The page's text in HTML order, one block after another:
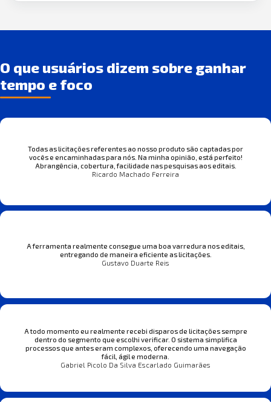
O que usuários dizem sobre ganhar
tempo e foco
Todas as licitações referentes ao nosso produto são captadas por
vocês e encaminhadas para nós. Na minha opinião, está perfeito!
Abrangência, cobertura, facilidade nas pesquisas aos editais.
Ricardo Machado Ferreira
A ferramenta realmente consegue uma boa varredura nos editais,
entregando de maneira eficiente as licitações.
Gustavo Duarte Reis
A todo momento eu realmente recebi disparos de licitações sempre
dentro do segmento que escolhi verificar. O sistema simplifica
processos que antes eram complexos, oferecendo uma navegação
fácil, ágil e moderna.
Gabriel Picolo Da Silva Escarlado Guimarães